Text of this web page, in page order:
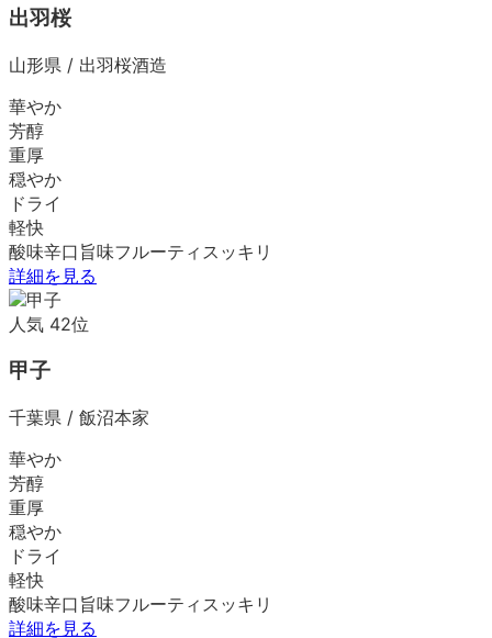
出羽桜
山形県 / 出羽桜酒造
華やか
芳醇
重厚
穏やか
ドライ
軽快
酸味辛口 旨味フルーティ スッキリ
詳細を見る
人気 42位
甲子
千葉県 / 飯沼本家
華やか
芳醇
重厚
穏やか
ドライ
軽快
酸味辛口 旨味フルーティ スッキリ
詳細を見る